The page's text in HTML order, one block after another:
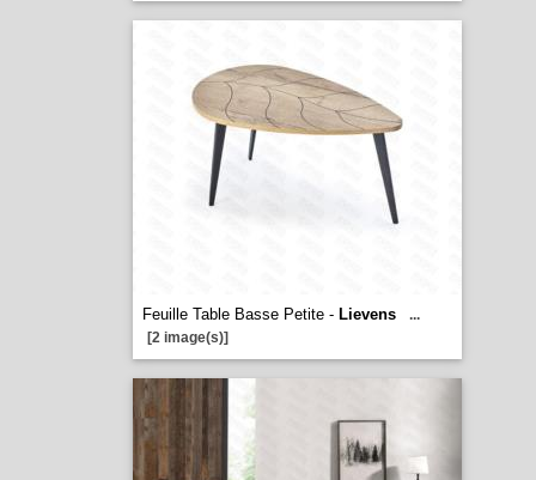
Feuille Table Basse Petite - Lievens
...
[2 image(s)]